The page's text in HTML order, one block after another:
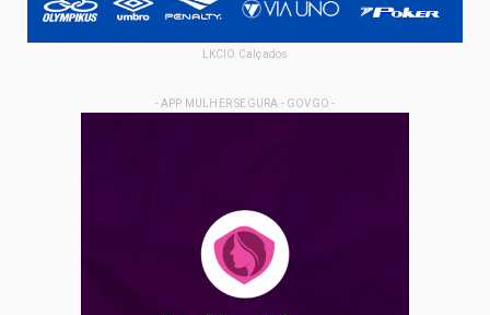
LKCIO Calçados
- APP MULHER SEGURA - GOVGO -